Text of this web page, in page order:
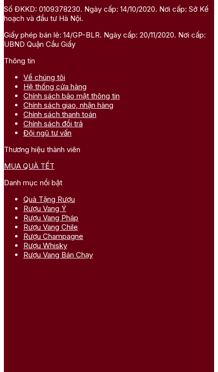
Số ĐKKD: 0109378230. Ngày cấp: 14/10/2020. Nơi cấp: Sở Kế
hoạch và đầu tư Hà Nội.
Giấy phép bán lẻ: 14/GP-BLR. Ngày cấp: 20/11/2020. Nơi cấp:
UBND Quận Cầu Giấy
Thông tin
Về chúng tôi
Hệ thống cửa hàng
Chính sách bảo mật thông tin
Chính sách giao, nhận hàng
Chính sách thanh toán
Chính sách đổi trả
Đội ngũ tư vấn
Thương hiệu thành viên
MUA QUÀ TẾT
Danh mục nổi bật
Quà Tặng Rượu
Rượu Vang Ý
Rượu Vang Pháp
Rượu Vang Chile
Rượu Champagne
Rượu Whisky
Rượu Vang Bán Chạy